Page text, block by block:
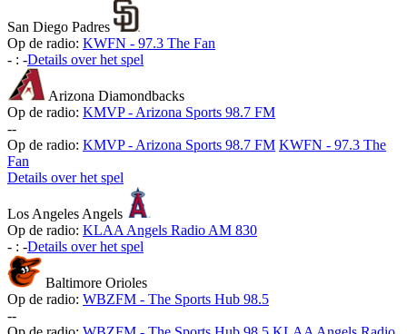
San Diego Padres
Op de radio: KWFN - 97.3 The Fan
- : -Details over het spel
Arizona Diamondbacks
Op de radio: KMVP - Arizona Sports 98.7 FM
--
Op de radio: KMVP - Arizona Sports 98.7 FM KWFN - 97.3 The
Fan
Details over het spel
Los Angeles Angels
Op de radio: KLAA Angels Radio AM 830
- : -Details over het spel
Baltimore Orioles
Op de radio: WBZFM - The Sports Hub 98.5
--